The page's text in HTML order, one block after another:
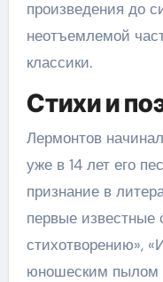
произведения до
неотъемлемой
классики.
Стихи и
Лермонтов
уже в 14 лет его
признание в
первые известные
стихотворению»,
юношеским пылом